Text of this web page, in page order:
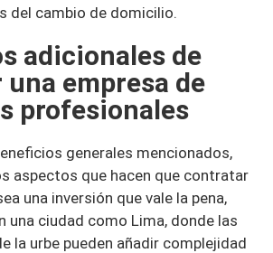
del cambio de domicilio.
adicionales de
empresa de
profesionales
generales mencionados,
aspectos que hacen que contratar
una inversión que vale la pena,
una ciudad como Lima, donde las
la urbe pueden añadir complejidad